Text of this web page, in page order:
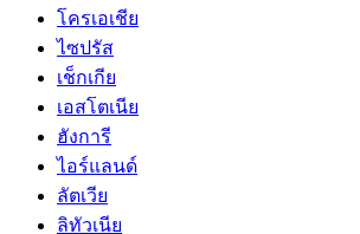
โครเอเชีย
ไซปรัส
เช็กเกีย
เอสโตเนีย
ฮังการี
ไอร์แลนด์
ลัตเวีย
ลิทัวเนีย